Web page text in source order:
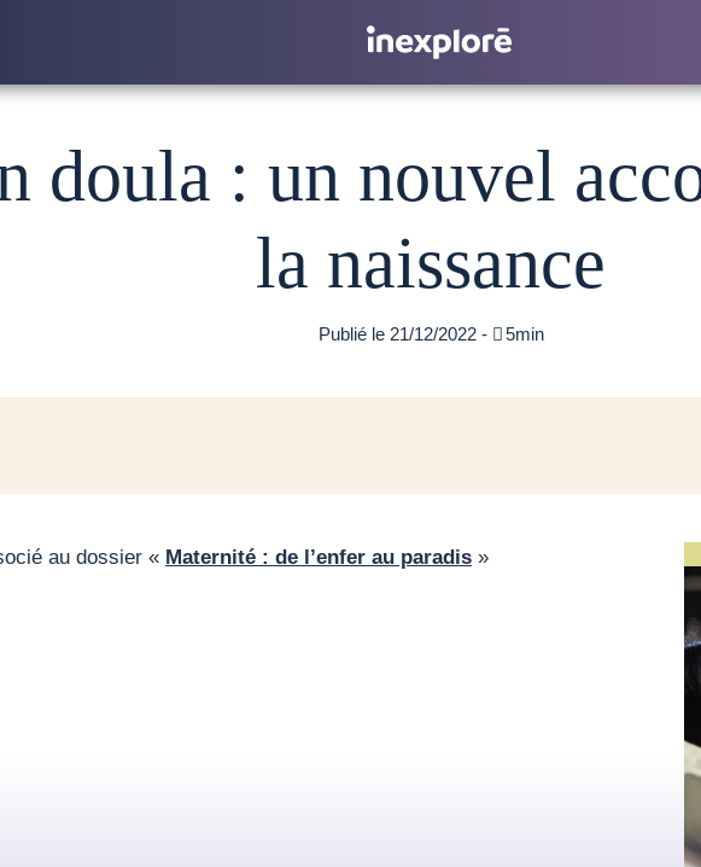
doula : un nouvel
la naissance
Publié le 21/12/2022 - 5min
au dossier « Maternité : de l’enfer au paradis »